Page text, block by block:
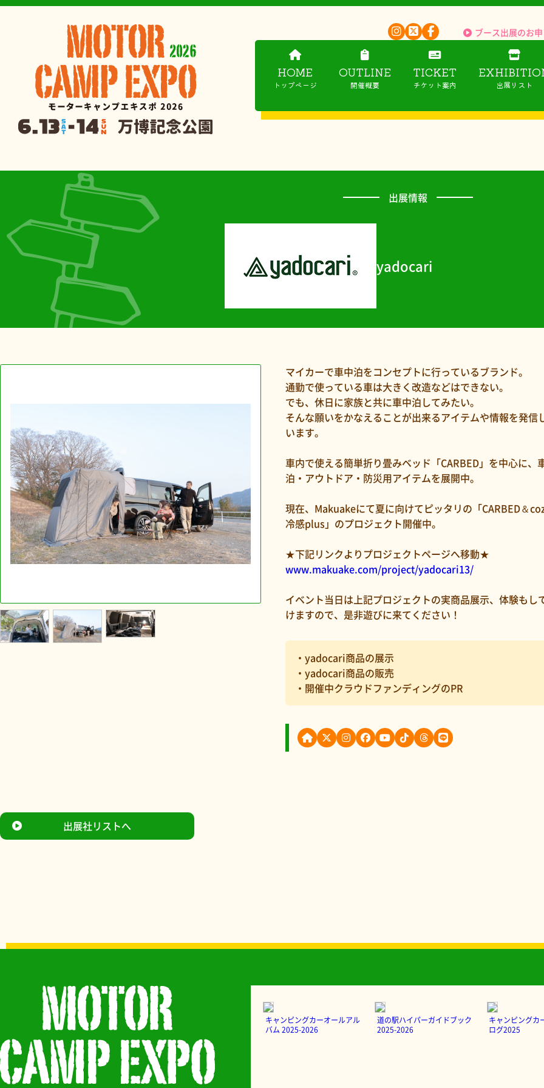
ブース出展のお
HOME
トップページ
OUTLINE
開催概要
TICKET
チケット案内 出展リスト
出展情報
yadocari
マイカーで車中泊をコンセプトに行っているブランド。
通勤で使っている車は大きく改造などはできない。
でも、休日に家族と共に車中泊してみたい。
そんな願いをかなえることが出来るアイテムや情報を発信
います。
車内で使える簡単折り畳みベッド「CARBED」を中心に、
泊・アウトドア・防災用アイテムを展開中。
現在、Makuakeにて夏に向けてピッタリの「CARBED＆
冷感plus」のプロジェクト開催中。
★下記リンクよりプロジェクトページへ移動★
www.makuake.com/project/yadocari13/
イベント当日は上記プロジェクトの実商品展示、体験もし
けますので、是非遊びに来てください！
・yadocari商品の展示
・yadocari商品の販売
・開催中クラウドファンディングのPR
出展社リストへ
キャンピングカーオールアル
バム 2025-2026
道の駅ハイパーガイドブック
2025-2026
キャンピングカ
ログ2025